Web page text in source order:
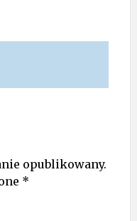
opublikowany.
*